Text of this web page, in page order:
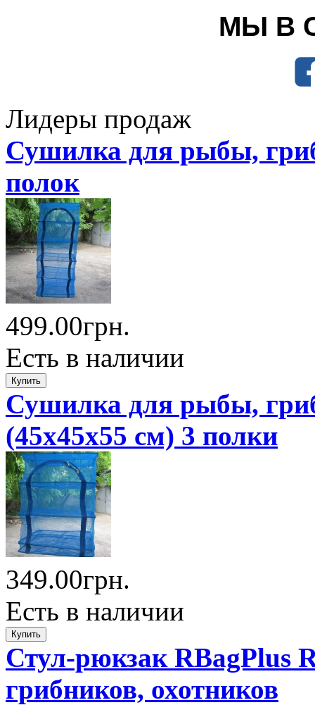
МЫ В
Лидеры продаж
Сушилка для рыбы,
полок
499.00грн.
Есть в наличии
Сушилка для рыбы,
(45x45x55 см) 3 полки
349.00грн.
Есть в наличии
Стул-рюкзак RBagPlus
грибников, охотников